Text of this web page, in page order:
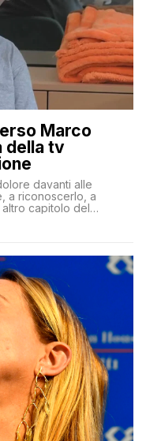
Marco
della tv
davanti alle
a riconoscerlo, a
capitolo del